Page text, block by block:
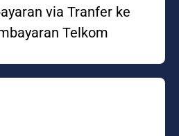
via Tranfer ke
Telkom